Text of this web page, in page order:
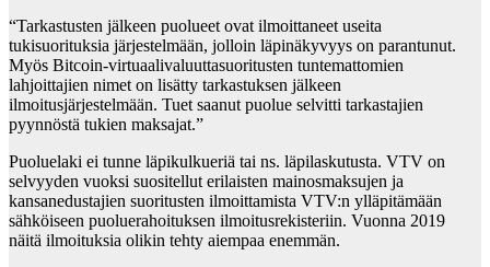
“Tarkastusten jälkeen puolueet ovat ilmoittaneet useita
tukisuorituksia järjestelmään, jolloin läpinäkyvyys on parantunut.
Myös Bitcoin-virtuaalivaluuttasuoritusten tuntemattomien
lahjoittajien nimet on lisätty tarkastuksen jälkeen
ilmoitusjärjestelmään. Tuet saanut puolue selvitti tarkastajien
pyynnöstä tukien maksajat.”
Puoluelaki ei tunne läpikulkueriä tai ns. läpilaskutusta. VTV on
selvyyden vuoksi suositellut erilaisten mainosmaksujen ja
kansanedustajien suoritusten ilmoittamista VTV:n ylläpitämään
sähköiseen puoluerahoituksen ilmoitusrekisteriin. Vuonna 2019
näitä ilmoituksia olikin tehty aiempaa enemmän.